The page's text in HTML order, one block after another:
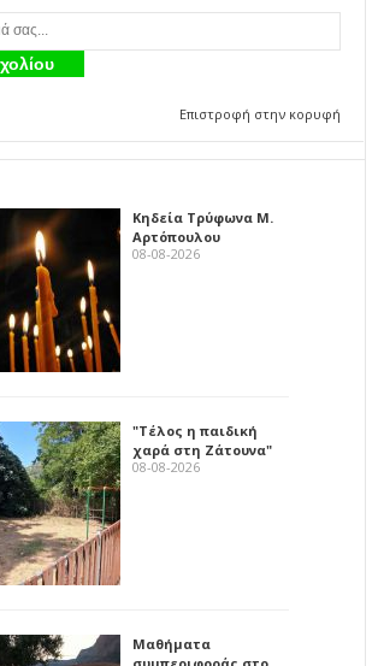
Επιστροφή στην κορυφή
Κηδεία Τρύφωνα Μ.
Αρτόπουλου
08-08-2026
"Τέλος η παιδική
χαρά στη Ζάτουνα"
08-08-2026
Μαθήματα